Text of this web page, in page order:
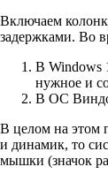
Включаем
задержками. Во
В Windows
нужное и
В ОС
В целом на этом
и динамик, то
мышки (значок